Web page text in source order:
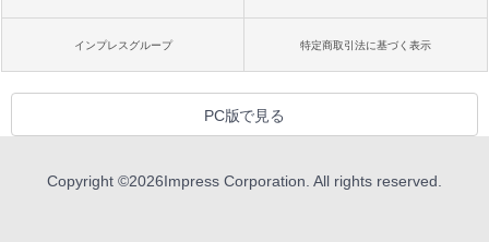
インプレスグループ 特定商取引法に基づく表示
PC版で見る
Copyright ©2026Impress Corporation. All rights reserved.